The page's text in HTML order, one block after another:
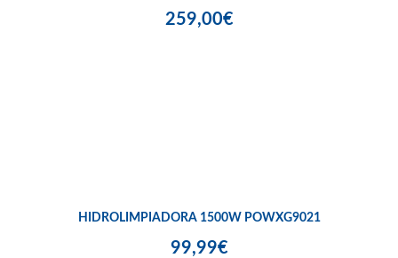
259,00€
HIDROLIMPIADORA 1500W POWXG9021
99,99€